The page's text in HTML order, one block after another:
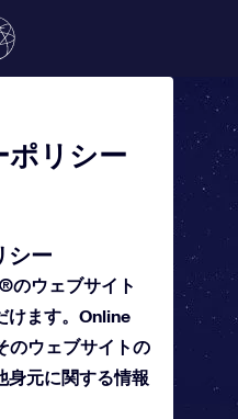
ポリシー
シー
ウェブサイト
けます。Online
ウェブサイトの
身元に関する情報